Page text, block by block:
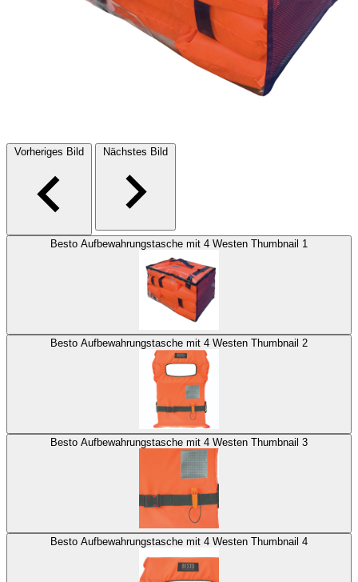
Vorheriges Bild Nächstes Bild
Besto Aufbewahrungstasche mit 4 Westen Thumbnail 1
Besto Aufbewahrungstasche mit 4 Westen Thumbnail 2
Besto Aufbewahrungstasche mit 4 Westen Thumbnail 3
Besto Aufbewahrungstasche mit 4 Westen Thumbnail 4